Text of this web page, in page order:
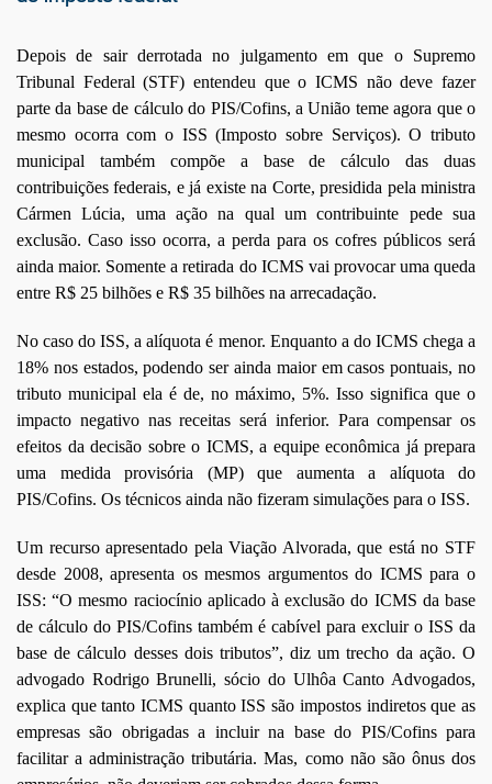
Depois de sair derrotada no julgamento em que o Supremo
Tribunal Federal (STF) entendeu que o ICMS não deve fazer
parte da base de cálculo do PIS/Cofins, a União teme agora que o
mesmo ocorra com o ISS (Imposto sobre Serviços). O tributo
municipal também compõe a base de cálculo das duas
contribuições federais, e já existe na Corte, presidida pela ministra
Cármen Lúcia, uma ação na qual um contribuinte pede sua
exclusão. Caso isso ocorra, a perda para os cofres públicos será
ainda maior. Somente a retirada do ICMS vai provocar uma queda
entre R$ 25 bilhões e R$ 35 bilhões na arrecadação.
No caso do ISS, a alíquota é menor. Enquanto a do ICMS chega a
18% nos estados, podendo ser ainda maior em casos pontuais, no
tributo municipal ela é de, no máximo, 5%. Isso significa que o
impacto negativo nas receitas será inferior. Para compensar os
efeitos da decisão sobre o ICMS, a equipe econômica já prepara
uma medida provisória (MP) que aumenta a alíquota do
PIS/Cofins. Os técnicos ainda não fizeram simulações para o ISS.
Um recurso apresentado pela Viação Alvorada, que está no STF
desde 2008, apresenta os mesmos argumentos do ICMS para o
ISS: “O mesmo raciocínio aplicado à exclusão do ICMS da base
de cálculo do PIS/Cofins também é cabível para excluir o ISS da
base de cálculo desses dois tributos”, diz um trecho da ação. O
advogado Rodrigo Brunelli, sócio do Ulhôa Canto Advogados,
explica que tanto ICMS quanto ISS são impostos indiretos que as
empresas são obrigadas a incluir na base do PIS/Cofins para
facilitar a administração tributária. Mas, como não são ônus dos